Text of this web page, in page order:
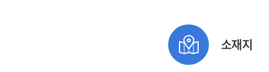
소재지